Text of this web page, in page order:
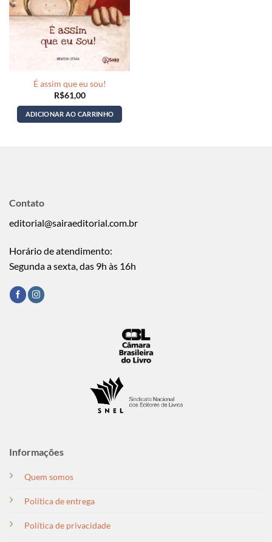
É assim que eu sou!
R$61,00
ADICIONAR AO CARRINHO
Contato
editorial@sairaeditorial.com.br
Horário de atendimento:
Segunda a sexta, das 9h às 16h
Informações
Quem somos
Política de entrega
Política de privacidade